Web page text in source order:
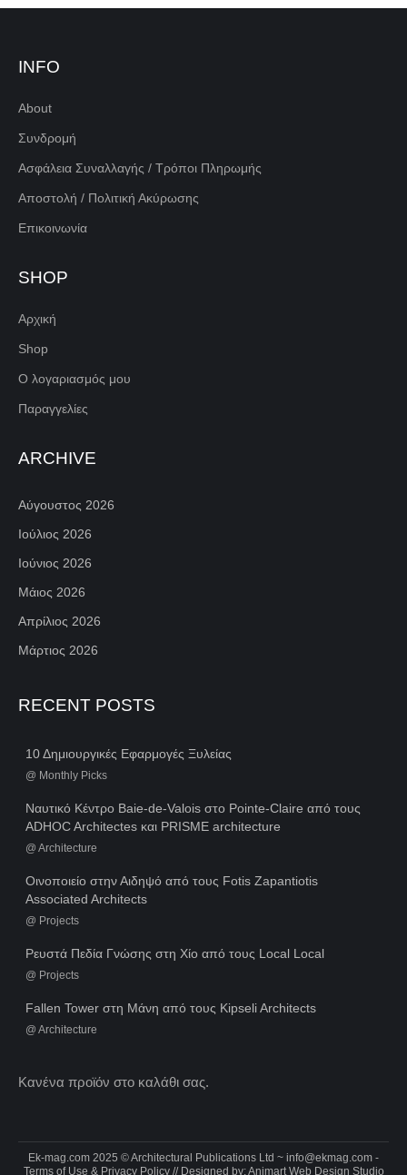
INFO
About
Συνδρομή
Ασφάλεια Συναλλαγής / Τρόποι Πληρωμής
Αποστολή / Πολιτική Ακύρωσης
Επικοινωνία
SHOP
Αρχική
Shop
Ο λογαριασμός μου
Παραγγελίες
ARCHIVE
Αύγουστος 2026
Ιούλιος 2026
Ιούνιος 2026
Μάιος 2026
Απρίλιος 2026
Μάρτιος 2026
RECENT POSTS
10 Δημιουργικές Εφαρμογές Ξυλείας
@ Monthly Picks
Ναυτικό Κέντρο Baie-de-Valois στο Pointe-Claire από τους
ADHOC Architectes και PRISME architecture
@ Architecture
Οινοποιείο στην Αιδηψό από τους Fotis Zapantiotis
Associated Architects
@ Projects
Ρευστά Πεδία Γνώσης στη Χίο από τους Local Local
@ Projects
Fallen Tower στη Μάνη από τους Kipseli Architects
@ Architecture
Κανένα προϊόν στο καλάθι σας.
Ek-mag.com 2025 © Architectural Publications Ltd ~ info@ekmag.com -
Terms of Use & Privacy Policy// Designed by:Animart Web Design Studio